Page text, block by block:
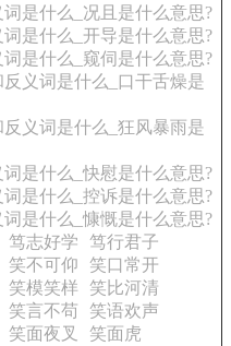
是什么_况且是什么意思?
是什么_开导是什么意思?
是什么_窥伺是什么意思?
义词是什么_口干舌燥是
义词是什么_狂风暴雨是
是什么_快慰是什么意思?
是什么_控诉是什么意思?
是什么_慷慨是什么意思?
笃志好学
笃行君子
笑不可仰
笑口常开
笑模笑样 笑比河清
笑言不苟
笑语欢声
笑面夜叉
笑面虎